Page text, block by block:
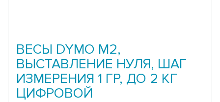
ВЕСЫ DYMO М2,
ВЫСТАВЛЕНИЕ НУЛЯ, ШАГ
ИЗМЕРЕНИЯ 1 ГР, ДО 2 КГ
ЦИФРОВОЙ